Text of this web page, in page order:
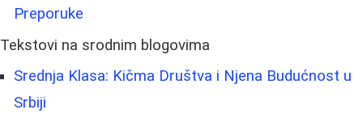
Preporuke
Tekstovi na srodnim blogovima
Srednja Klasa: Kičma Društva i Njena Budućnost u
Srbiji